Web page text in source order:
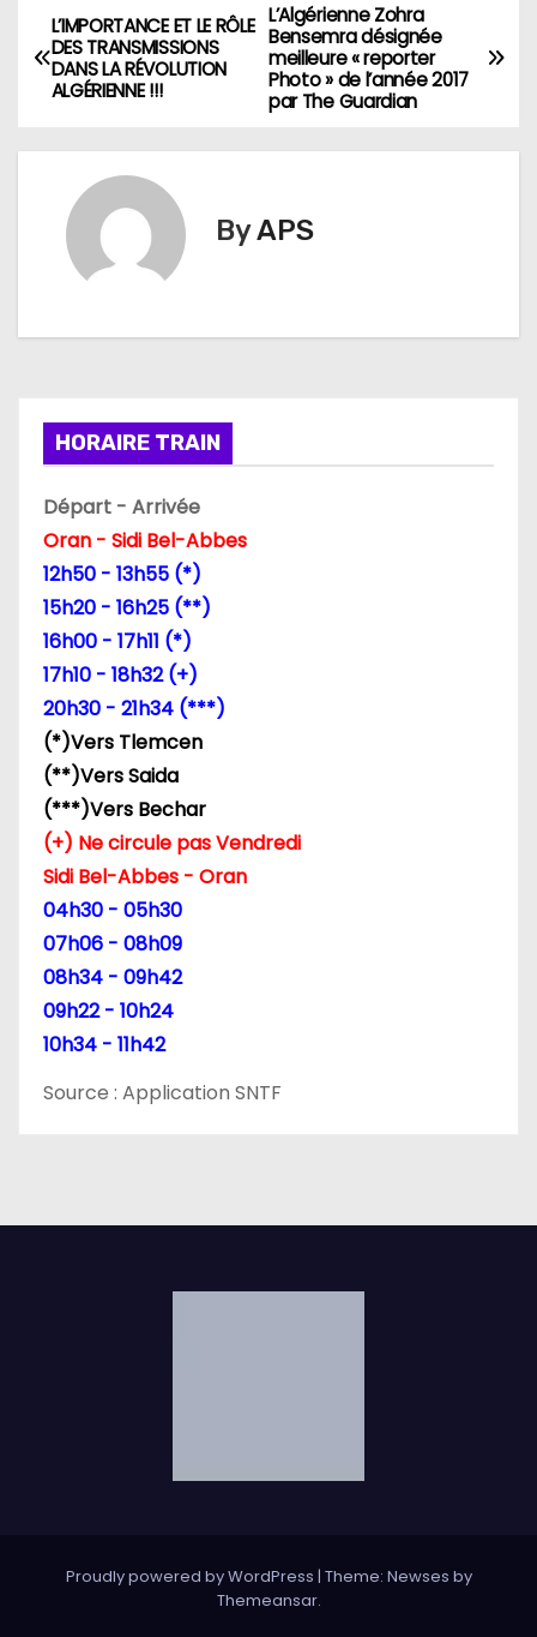
N
a
t
o
n
d
e
a
r
t
c
e
L’Algérienne Zohra
Bensemra désignée
meilleure « reporter
Photo » de l’année 2017
par The Guardian
L’IMPORTANCE ET LE RÔLE
DES TRANSMISSIONS
DANS LA RÉVOLUTION
ALGÉRIENNE !!!
ByAPS
HORAIRE TRAIN
Départ - Arrivée
Oran - Sidi Bel-Abbes
12h50 - 13h55 (*)
15h20 - 16h25 (**)
16h00 - 17h11 (*)
17h10 - 18h32 (+)
20h30 - 21h34 (***)
(*)Vers Tlemcen
(**)Vers Saida
(***)Vers Bechar
(+) Ne circule pas Vendredi
Sidi Bel-Abbes - Oran
04h30 - 05h30
07h06 - 08h09
08h34 - 09h42
09h22 - 10h24
10h34 - 11h42
Source : Application SNTF
Proudly powered by WordPress | Theme: Newses by
Themeansar.